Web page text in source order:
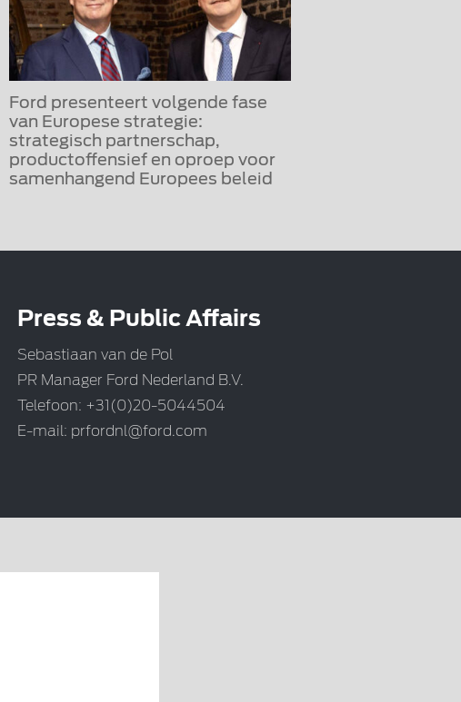
Ford presenteert volgende fase
van Europese strategie:
strategisch partnerschap,
productoffensief en oproep voor
samenhangend Europees beleid
Press & Public Affairs
Sebastiaan van de Pol
PR Manager Ford Nederland B.V.
Telefoon: +31(0)20-5044504
E-mail: prfordnl@ford.com